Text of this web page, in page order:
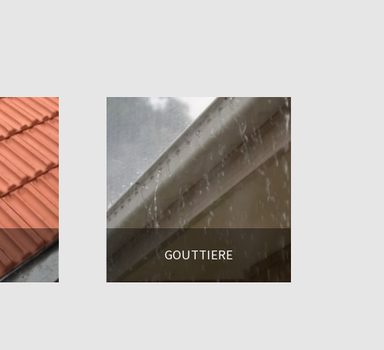
GOUTTIERE